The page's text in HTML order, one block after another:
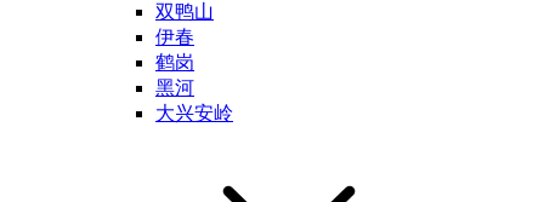
双鸭山
伊春
鹤岗
黑河
大兴安岭